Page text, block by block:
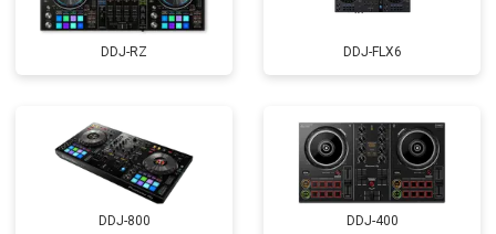
DDJ-RZ DDJ-FLX6
DDJ-800 DDJ-400